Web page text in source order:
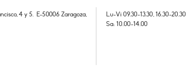
4 y 5. E-50006 Zaragoza,
Lu-Vi 09.30-13.30, 16.30-20.30
Sa: 10.00-14.00